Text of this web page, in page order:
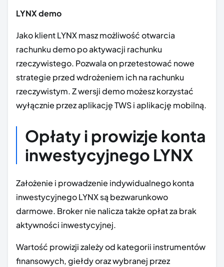
LYNXdemo
Jako klient LYNX masz możliwość otwarcia
rachunku demo po aktywacji rachunku
rzeczywistego. Pozwala on przetestować nowe
strategie przed wdrożeniem ich na rachunku
rzeczywistym. Z wersji demo możesz korzystać
wyłącznie przez aplikację TWS i aplikację mobilną.
Opłaty i prowizje konta
inwestycyjnego LYNX
Założenie i prowadzenie indywidualnego konta
inwestycyjnego LYNX są bezwarunkowo
darmowe. Broker nie nalicza także opłat za brak
aktywności inwestycyjnej.
Wartość prowizji zależy od kategorii instrumentów
finansowych, giełdy oraz wybranej przez